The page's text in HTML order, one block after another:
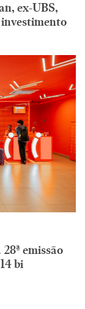
ex-UBS,
investimento
emissão
bi